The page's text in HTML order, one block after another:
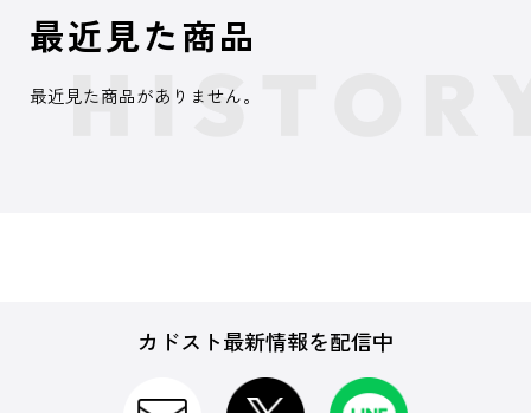
最近見た商品
最近見た商品がありません。
カドスト最新情報を配信中